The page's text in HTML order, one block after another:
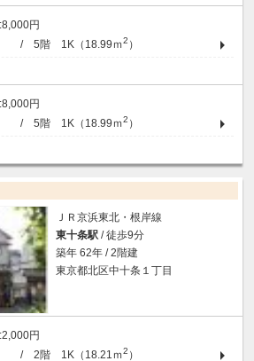
8,000円
/ 5階 1K（18.99ｍ2 ）
8,000円
/ 5階 1K（18.99ｍ2 ）
ＪＲ京浜東北・根岸線
東十条駅 / 徒歩9分
築年 62年 / 2階建
東京都北区中十条１丁目
2,000円
/ 2階 1K（18.21ｍ2 ）